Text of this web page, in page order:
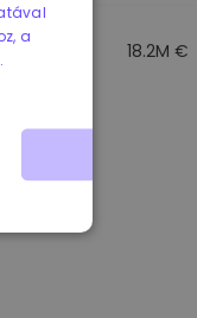
€ 18.2M €
a